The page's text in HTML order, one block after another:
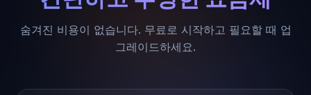
숨겨진 비용이 없습니다. 무료로 시작하고 필요할 때 업
그레이드하세요.